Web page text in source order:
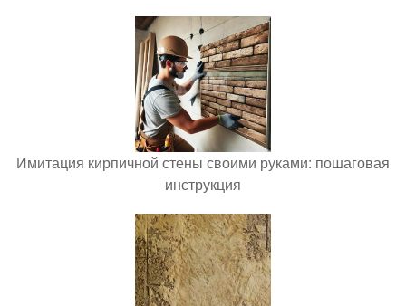
Имитация кирпичной стены своими руками: пошаговая
инструкция